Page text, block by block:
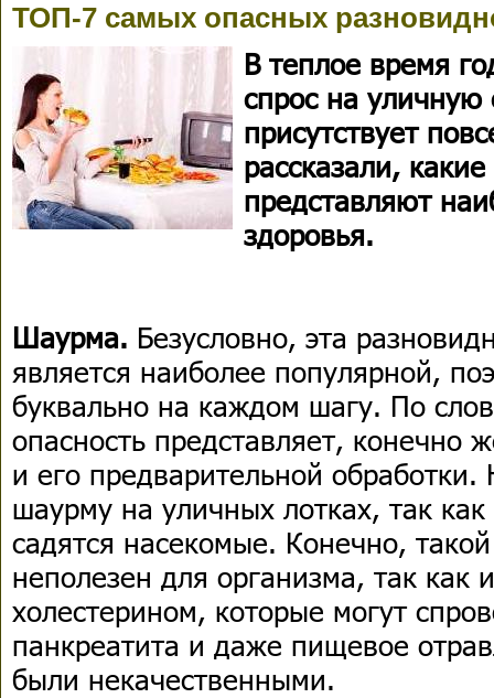
ТОП-7 самых опасных
В теплое время
спрос на уличную
присутствует
рассказали,
представляют
здоровья.
Шаурма. Безусловно, эта
является наиболее популярной,
буквально на каждом шагу. По
опасность представляет, конечно
и его предварительной обработки.
шаурму на уличных лотках, так
садятся насекомые. Конечно,
неполезен для организма, так как
холестерином, которые могут
панкреатита и даже пищевое
были некачественными.